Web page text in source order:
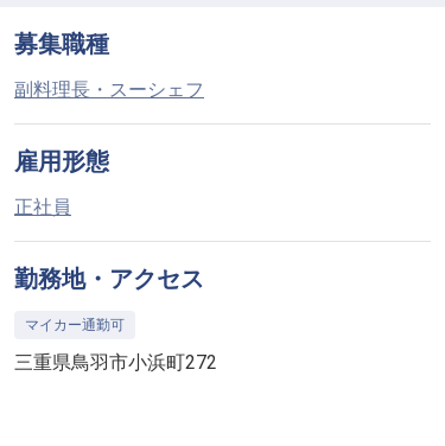
募集職種
副料理長・スーシェフ
雇用形態
正社員
勤務地・アクセス
マイカー通勤可
三重県鳥羽市小浜町272